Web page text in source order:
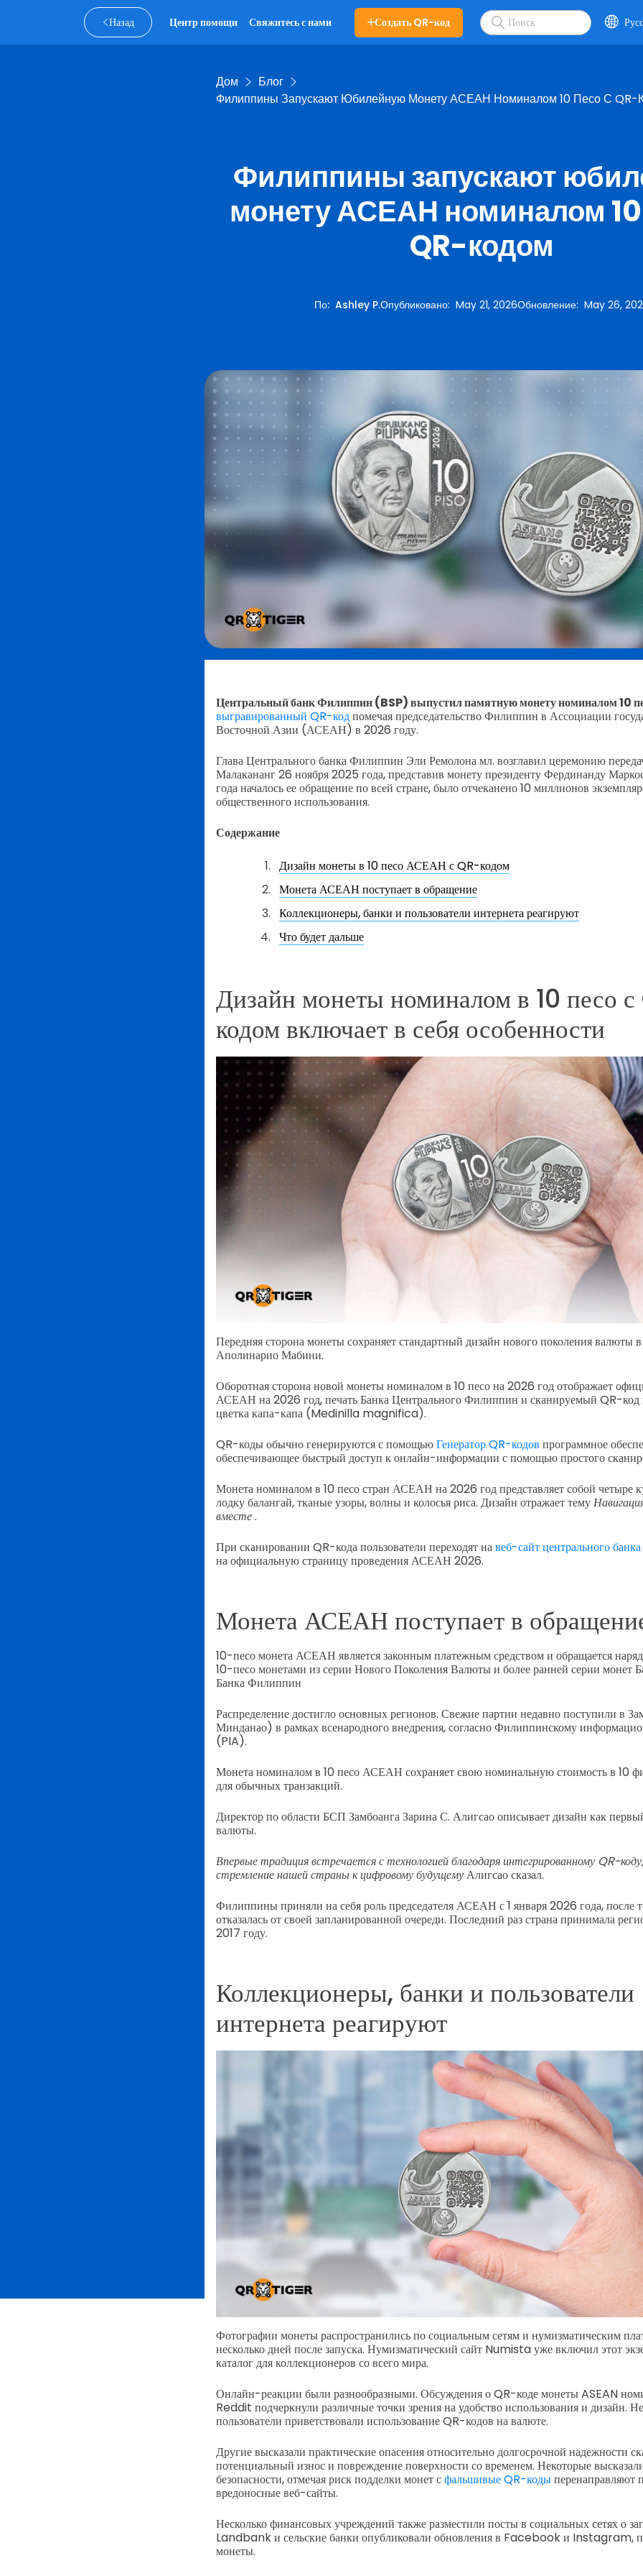
Назад Центр помощи Свяжитесь с нами Создать QR-код
Дом
Блог
Филиппины Запускают Юбилейную Монету АСЕАН Номиналом 10 Песо С QR-
Филиппины запускают
монету АСЕАН номиналом 10
QR-кодом
По:Ashley P.Опубликовано:May 21, 2026Обновление:May 26,
Центральный банк Филиппин (BSP) выпустил памятную монету номиналом 10
выгравированный QR-кодпомечая председательство Филиппин в Ассоциации
Восточной Азии (АСЕАН) в 2026 году.
Глава Центрального банка Филиппин Эли Ремолона мл. возглавил церемонию
Малакананг 26 ноября 2025 года, представив монету президенту Фердинанду
года началось ее обращение по всей стране, было отчеканено 10 миллионов
общественного использования.
Содержание
Дизайн монеты в 10 песо АСЕАН с QR-кодом
Монета АСЕАН поступает в обращение
Коллекционеры, банки и пользователи интернета реагируют
Что будет дальше
Дизайн монеты номиналом в 10 песо
кодом включает в себя особенности
Передняя сторона монеты сохраняет стандартный дизайн нового поколения валюты
Аполинарио Мабини.
Оборотная сторона новой монеты номиналом в 10 песо на 2026 год отображает
АСЕАН на 2026 год, печать Банка Центрального Филиппин и сканируемый QR-код
цветка капа-капа (Medinilla magnifica).
QR-коды обычно генерируются с помощьюГенератор QR-кодов программное
обеспечивающее быстрый доступ к онлайн-информации с помощью простого
Монета номиналом в 10 песо стран АСЕАН на 2026 год представляет собой четыре
лодку балангай, тканые узоры, волны и колосья риса. Дизайн отражает тему
вместе.
При сканировании QR-кода пользователи переходят навеб-сайт центрального банка
на официальную страницу проведения АСЕАН 2026.
Монета АСЕАН поступает в
10-песо монета АСЕАН является законным платежным средством и обращается
10-песо монетами из серии Нового Поколения Валюты и более ранней серии монет
Банка Филиппин
Распределение достигло основных регионов. Свежие партии недавно поступили в
Минданао) в рамках всенародного внедрения, согласно Филиппинскому
(PIA).
Монета номиналом в 10 песо АСЕАН сохраняет свою номинальную стоимость в 10
для обычных транзакций.
Директор по области БСП Замбоанга Зарина С. Алигсао описывает дизайн как
валюты.
Впервые традиция встречается с технологией благодаря интегрированному QR-
стремление нашей страны к цифровому будущемуАлигсао сказал.
Филиппины приняли на себя роль председателя АСЕАН с 1 января 2026 года, после
отказалась от своей запланированной очереди. Последний раз страна принимала
2017 году.
Коллекционеры, банки и пользователи
интернета реагируют
Фотографии монеты распространились по социальным сетям и нумизматическим
несколько дней после запуска. Нумизматический сайт Numista уже включил этот
каталог для коллекционеров со всего мира.
Онлайн-реакции были разнообразными. Обсуждения о QR-коде монеты ASEAN
Reddit подчеркнули различные точки зрения на удобство использования и дизайн.
пользователи приветствовали использование QR-кодов на валюте.
Другие высказали практические опасения относительно долгосрочной надежности
потенциальный износ и повреждение поверхности со временем. Некоторые
безопасности, отмечая риск подделки монет сфальшивые QR-кодыперенаправляют
вредоносные веб-сайты.
Несколько финансовых учреждений также разместили посты в социальных сетях о
Landbank и сельские банки опубликовали обновления в Facebook и Instagram,
монеты.